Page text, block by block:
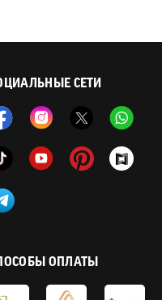
СЕТИ
ОПЛАТЫ